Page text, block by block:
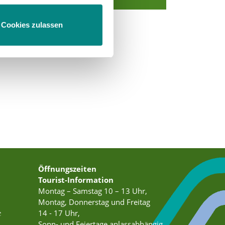
Cookies zulassen
Öffnungszeiten
Tourist-Information
Montag – Samstag 10 – 13 Uhr,
Montag, Donnerstag und Freitag
14 - 17 Uhr,